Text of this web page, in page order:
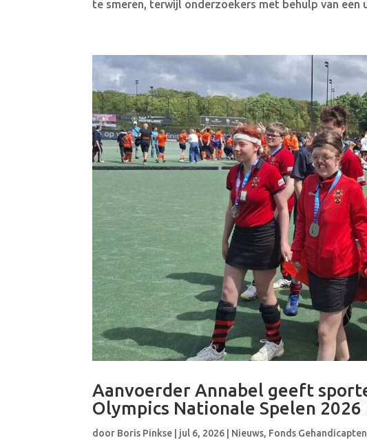
te smeren, terwijl onderzoekers met behulp van een
Aanvoerder Annabel geeft
Olympics Nationale Spelen 2026
door Boris Pinkse jul 6, 2026 Nieuws, Fonds